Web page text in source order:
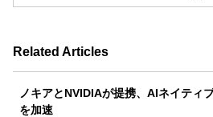
Related Articles
ノキアとNVIDIAが提携、AIネイティ
を加速